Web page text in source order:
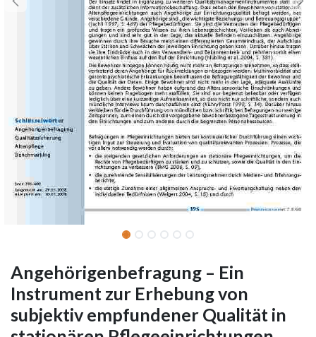
Angehörigenbefragung – Ein
Instrument zur Erhebung von
subjektiv empfundener Qualität in